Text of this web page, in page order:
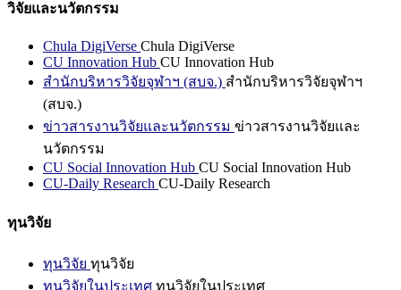
วิจัยและนวัตกรรม
Chula DigiVerse Chula DigiVerse
CU Innovation Hub CU Innovation Hub
สำนักบริหารวิจัยจุฬาฯ (สบจ.) สำนักบริหารวิจัยจุฬาฯ
(สบจ.)
ข่าวสารงานวิจัยและนวัตกรรม ข่าวสารงานวิจัยและ
นวัตกรรม
CU Social Innovation Hub CU Social Innovation Hub
CU-Daily Research CU-Daily Research
ทุนวิจัย
ทุนวิจัย ทุนวิจัย
ทุนวิจัยในประเทศ ทุนวิจัยในประเทศ